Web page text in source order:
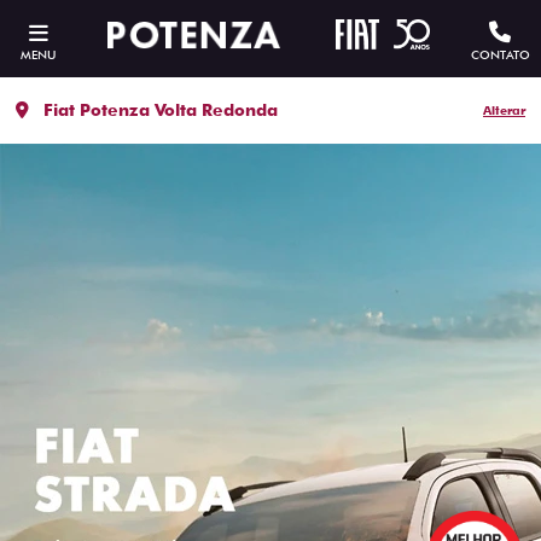
MENU CONTATO
Fiat Potenza Volta Redonda Alterar